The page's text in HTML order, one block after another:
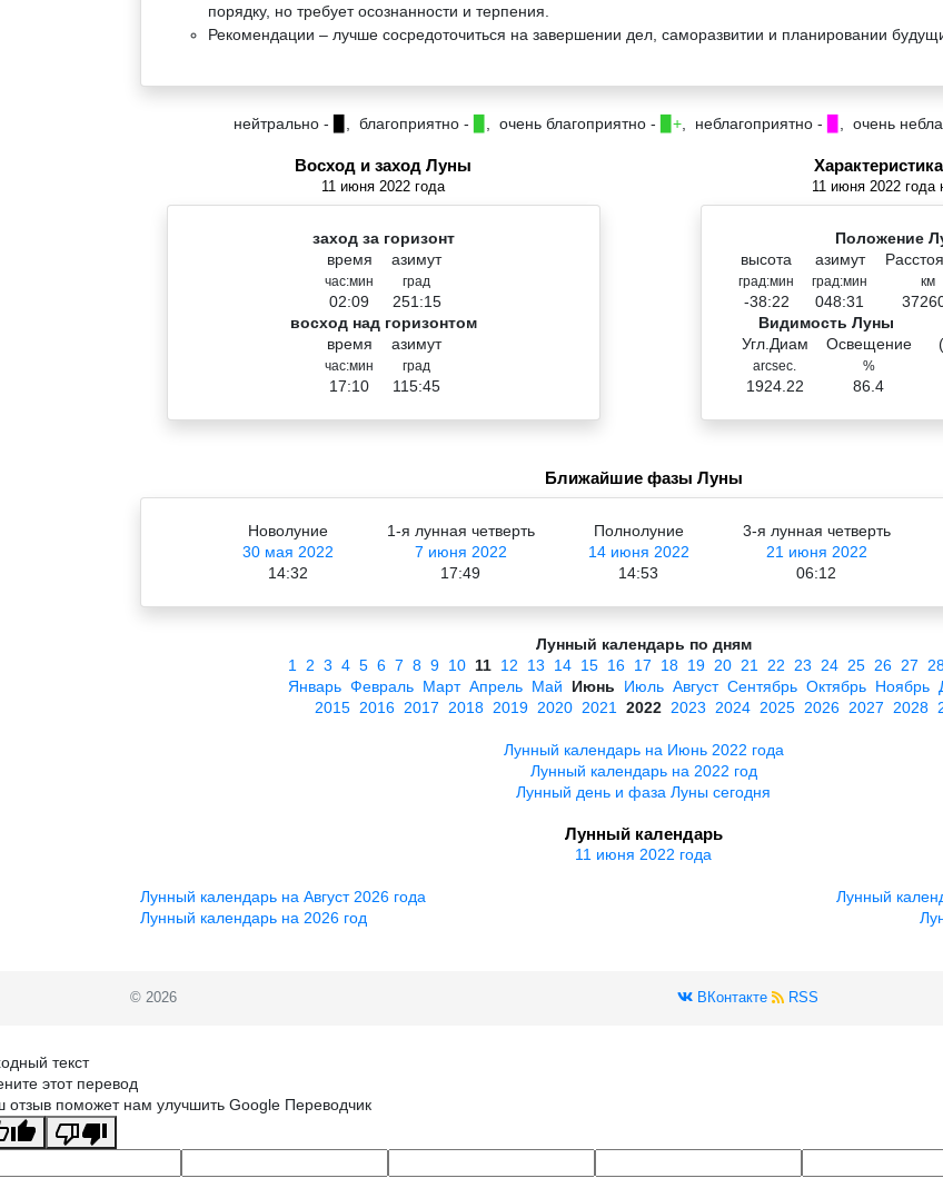
порядку, но требует осознанности и терпения.
Рекомендации – лучше сосредоточиться на завершении дел, саморазвитии и планировании
нейтрально - , благоприятно - , очень благоприятно - ▉+ , неблагоприятно - , очень
Восход и заход Луны
11 июня 2022 года
заход за горизонт
время
час:мин
02:09
азимут
град
251:15
восход над горизонтом
время
час:мин
17:10
азимут
град
115:45
11 июня 2022 года
Положение
высота
град:мин
-38:22
азимут
град:мин
048:31
км
Видимость Луны
Угл.Диам
arcsec.
1924.22
Освещение
%
86.4
Ближайшие фазы Луны
Новолуние
30 мая 2022
14:32
1-я лунная четверть
7 июня 2022
17:49
Полнолуние
14 июня 2022
14:53
3-я лунная четверть
21 июня 2022
06:12
Лунный календарь по дням
1
2 3 4 5 6 7 8 9 10 11 12 13 14 15 16 17 18 19 20 21 22 23 24 25 26 27
Январь Февраль Март Апрель Май Июнь Июль Август Сентябрь Октябрь Ноябрь
2015 2016 2017 2018 2019 2020 2021 2022 2023 2024 2025 2026 2027 2028
Лунный календарь на Июнь 2022 года
Лунный календарь на 2022 год
Лунный день и фаза Луны сегодня
Лунный календарь
11 июня 2022 года
Лунный календарь на Август 2026 года
Лунный календарь на 2026 год
Лунный
© 2026 ВКонтакте RSS
текст
этот перевод
отзыв поможет нам улучшить Google Переводчик